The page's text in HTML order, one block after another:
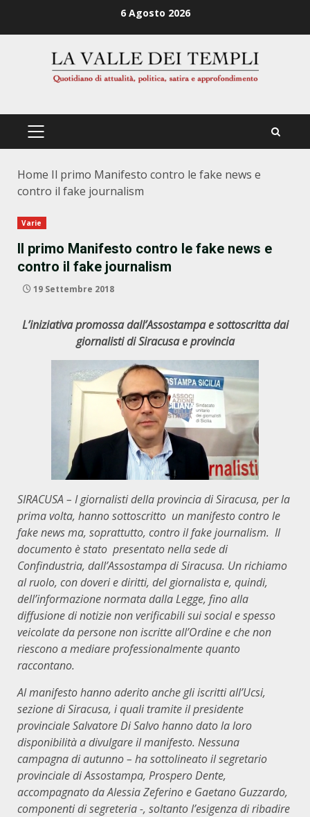
6 Agosto 2026
PRIMÄRES
Home Il primo Manifesto contro le fake news e
contro il fake journalism
Varie
Il primo Manifesto contro le fake news e
contro il fake journalism
19 Settembre 2018
L’iniziativa promossa dall’Assostampa e sottoscritta dai
giornalisti di Siracusa e provincia
SIRACUSA – I giornalisti della provincia di Siracusa, per la
prima volta, hanno sottoscritto un manifesto contro le
fake news ma, soprattutto, contro il fake journalism. Il
documento è stato presentato nella sede di
Confindustria, dall’Assostampa di Siracusa. Un richiamo
al ruolo, con doveri e diritti, del giornalista e, quindi,
dell’informazione normata dalla Legge, fino alla
diffusione di notizie non verificabili sui social e spesso
veicolate da persone non iscritte all’Ordine e che non
riescono a mediare professionalmente quanto
raccontano.
Al manifesto hanno aderito anche gli iscritti all’Ucsi,
sezione di Siracusa, i quali tramite il presidente
provinciale Salvatore Di Salvo hanno dato la loro
disponibilità a divulgare il manifesto. Nessuna
campagna di autunno– ha sottolineato il segretario
provinciale di Assostampa, Prospero Dente,
accompagnato da Alessia Zeferino e Gaetano Guzzardo,
componenti di segreteria -, soltanto l’esigenza di ribadire